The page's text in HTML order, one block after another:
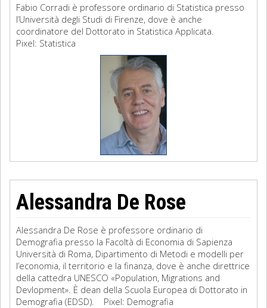
Fabio Corradi è professore ordinario di Statistica presso
l’Università degli Studi di Firenze, dove è anche
coordinatore del Dottorato in Statistica Applicata.
Pixel: Statistica
Alessandra De Rose
Alessandra De Rose è professore ordinario di
Demografia presso la Facoltà di Economia di Sapienza
Università di Roma, Dipartimento di Metodi e modelli per
l’economia, il territorio e la finanza, dove è anche direttrice
della cattedra UNESCO «Population, Migrations and
Devlopment». È dean della Scuola Europea di Dottorato in
Demografia (EDSD). Pixel: Demografia